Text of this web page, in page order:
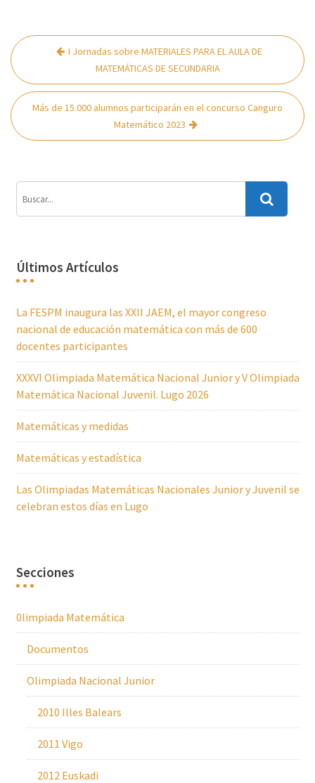
Navegación
de
entradas
I Jornadas sobre MATERIALES PARA EL AULA DE
MATEMÁTICAS DE SECUNDARIA
Más de 15.000 alumnos participarán en el concurso Canguro
Matemático 2023
Últimos Artículos
La FESPM inaugura las XXII JAEM, el mayor congreso
nacional de educación matemática con más de 600
docentes participantes
XXXVI Olimpiada Matemática Nacional Junior y V Olimpiada
Matemática Nacional Juvenil. Lugo 2026
Matemáticas y medidas
Matemáticas y estadística
Las Olimpiadas Matemáticas Nacionales Junior y Juvenil se
celebran estos días en Lugo
Secciones
0limpiada Matemática
Documentos
Olimpiada Nacional Junior
2010 Illes Balears
2011 Vigo
2012 Euskadi